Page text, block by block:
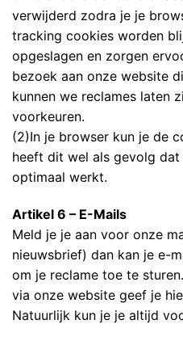
verwijderd zodra je je
tracking cookies worden
opgeslagen en zorgen
bezoek aan onze website
kunnen we reclames laten
voorkeuren.
(2)In je browser kun je de
heeft dit wel als gevolg
optimaal werkt.
Artikel 6 – E-Mails
Meld je je aan voor onze
nieuwsbrief) dan kan je e-
om je reclame toe te
via onze website geef je
Natuurlijk kun je je altijd